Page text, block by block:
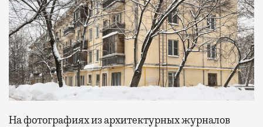
На фотографиях из архитектурных журналов